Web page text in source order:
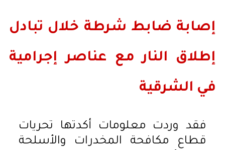
إصابة ضابط شرطة خلال تبادل
إطلاق النار مع عناصر إجرامية
في الشرقية
فقد وردت معلومات أكدتها تحريات
قطاع مكافحة المخدرات والأسلحة